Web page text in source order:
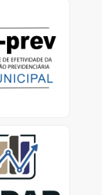
da
Municipal -
Municípios
investimentos
RPPS-SP